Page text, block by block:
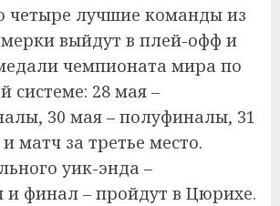
четыре лучшие команды из
выйдут в плей-офф и
чемпионата мира по
системе: 28 мая –
30 мая – полуфиналы, 31
матч за третье место.
уик-энда –
финал – пройдут в Цюрихе.